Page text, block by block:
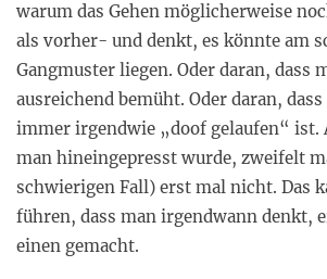
warum das Gehen möglicherweise
als vorher- und denkt, es könnte am
Gangmuster liegen. Oder daran, dass
ausreichend bemüht. Oder daran,
immer irgendwie „doof gelaufen“ ist.
man hineingepresst wurde, zweifelt
schwierigen Fall) erst mal nicht. Das
führen, dass man irgendwann denkt,
einen gemacht.